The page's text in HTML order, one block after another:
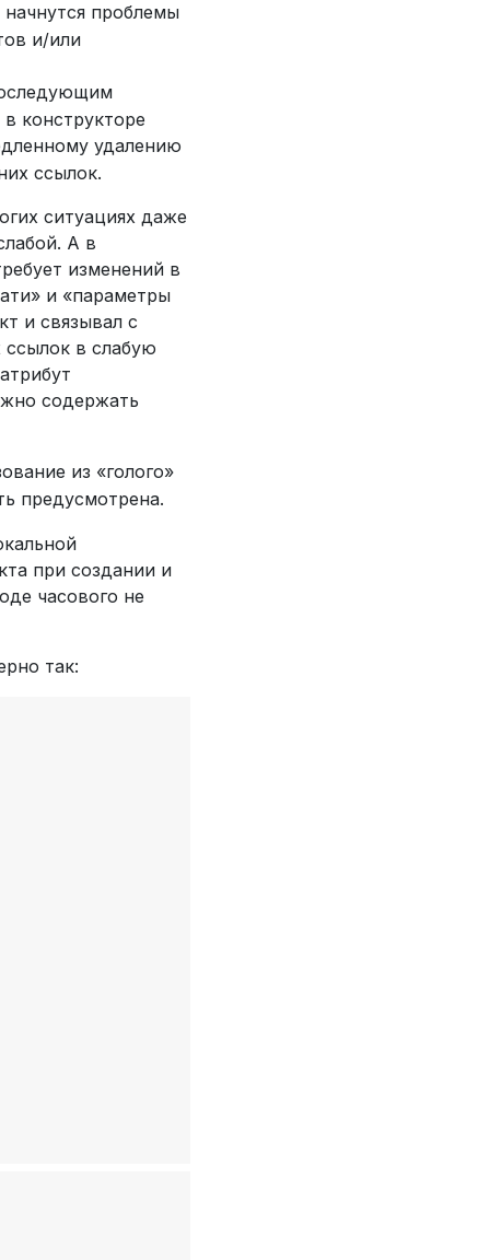
начнутся проблемы
и/или
конструкторе
удалению
ссылок.
ситуациях даже
А в
изменений в
и «параметры
и связывал с
в слабую
содержать
из «голого»
предусмотрена.
при создании и
часового не
так: